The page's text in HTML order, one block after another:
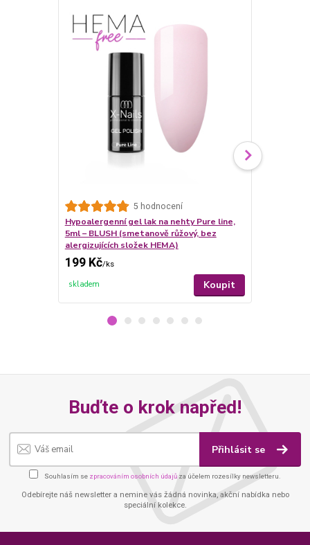
5 hodnocení
Hypoalergenní gel lak na nehty Pure line,
5ml – BLUSH (smetanově růžový, bez
alergizujících složek HEMA)
199 Kč/ks
skladem Koupit
Buďte o krok napřed!
Přihlásit se
Souhlasím se zpracováním osobních údajů za účelem rozesílky newsletteru.
Odebírejte náš newsletter a nemine vás žádná novinka, akční nabídka nebo
speciální kolekce.